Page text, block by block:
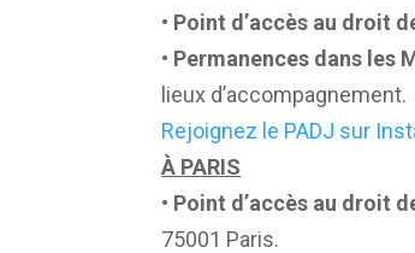
• Point d’accès au droit
• Permanences dans les
lieux d’accompagnement.
Rejoignez le PADJ sur
À PARIS
• Point d’accès au droit
75001 Paris.